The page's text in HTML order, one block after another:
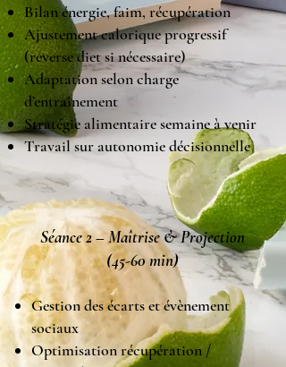
Bilan énergie, faim, récupération
Ajustement calorique progressif
(reverse diet si nécessaire)
Adaptation selon charge
d’entraînement
Stratégie alimentaire semaine à venir
Travail sur autonomie décisionnelle
Séance 2 – Maîtrise & Projection
(45-60 min)
Gestion des écarts et évènement
sociaux
Optimisation récupération /